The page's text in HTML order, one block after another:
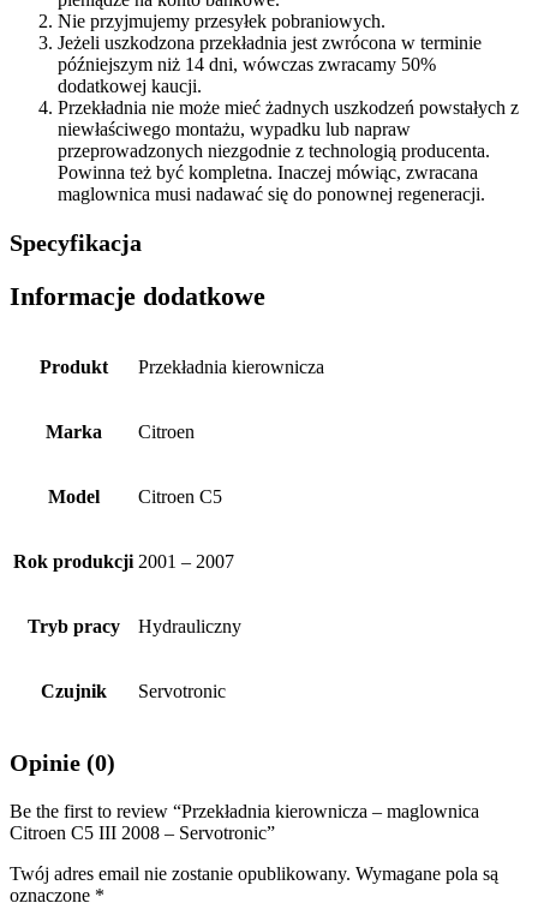
Nie przyjmujemy przesyłek pobraniowych.
Jeżeli uszkodzona przekładnia jest zwrócona w terminie
późniejszym niż 14 dni, wówczas zwracamy 50%
dodatkowej kaucji.
Przekładnia nie może mieć żadnych uszkodzeń powstałych z
niewłaściwego montażu, wypadku lub napraw
przeprowadzonych niezgodnie z technologią producenta.
Powinna też być kompletna. Inaczej mówiąc, zwracana
maglownica musi nadawać się do ponownej regeneracji.
Specyfikacja
Informacje dodatkowe
Produkt Przekładnia kierownicza
Marka Citroen
Model Citroen C5
Rok produkcji 2001 – 2007
Tryb pracy Hydrauliczny
Czujnik Servotronic
Opinie (0)
Be the first to review “Przekładnia kierownicza – maglownica
Citroen C5 III 2008 – Servotronic”
Twój adres email nie zostanie opublikowany. Wymagane pola są
oznaczone *